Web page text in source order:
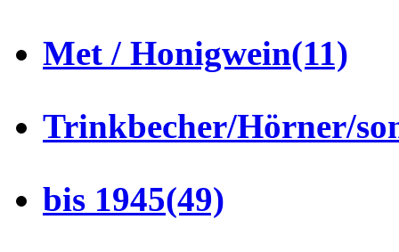
Met / Honigwein(11)
Trinkbecher/Hörner/
bis 1945(49)